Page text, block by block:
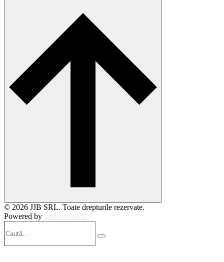
© 2026 JJB SRL. Toate drepturile rezervate.
Powered by
Search